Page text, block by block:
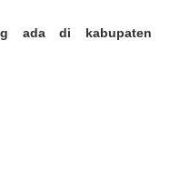
ada di kabupaten